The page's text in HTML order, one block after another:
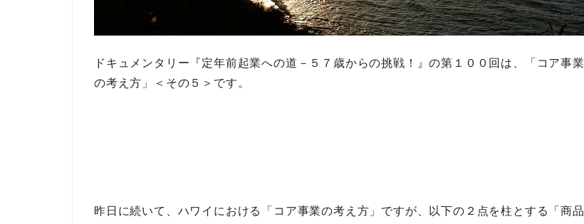
ドキュメンタリー 『定年前起業への道－５７歳からの挑戦！』の第１００回 は、
「コア事業
の考え方」＜その５＞ です。
昨日に続いて 、ハワイにおける「コア事業の考え方」 ですが、
以下の２点を柱とする「商品